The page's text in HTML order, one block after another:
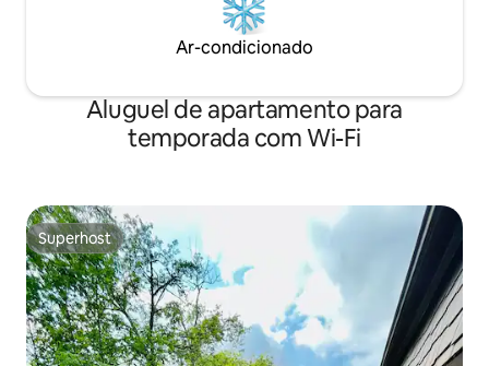
Ar-condicionado
Aluguel de apartamento para
temporada com Wi-Fi
Superhost
Superhost